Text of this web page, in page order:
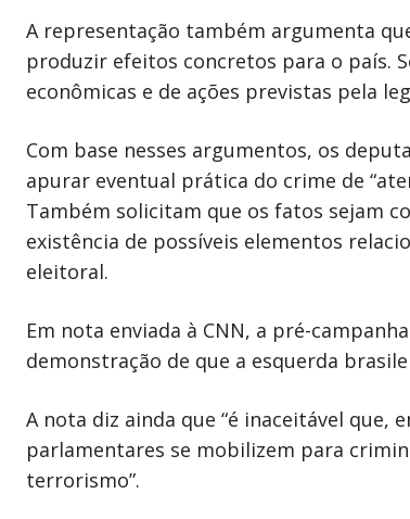
A representação também argumenta
produzir efeitos concretos para o país.
econômicas e de ações previstas pela
Com base nesses argumentos, os
apurar eventual prática do crime de
Também solicitam que os fatos sejam
existência de possíveis elementos
eleitoral.
Em nota enviada à CNN, a pré-
demonstração de que a esquerda
A nota diz ainda que “é inaceitável que,
parlamentares se mobilizem para
terrorismo”.